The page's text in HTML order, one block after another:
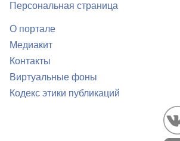
Персональная страница
О портале
Медиакит
Контакты
Виртуальные фоны
Кодекс этики публикаций